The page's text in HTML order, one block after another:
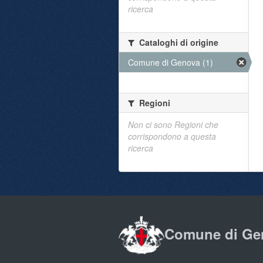
ricerca
Cataloghi di origine
Comune di Genova (1)
Regioni
Non ci sono Regioni che
corrispondono a questa
ricerca
Comune di